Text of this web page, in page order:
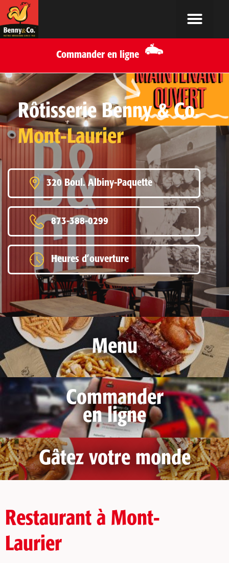
Commander en ligne
Rôtisserie Benny & Co.
Mont-Laurier
320 Boul. Albiny-Paquette
873-388-0299
Heures d’ouverture
Menu
Commander
en ligne
Gâtez votre monde
Restaurant à Mont-
Laurier